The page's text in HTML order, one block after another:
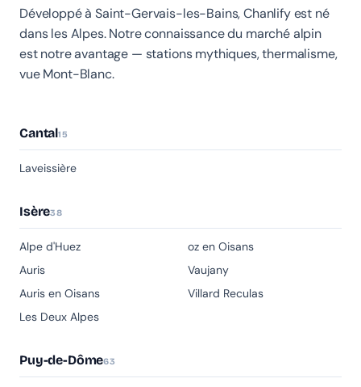
Développé à Saint-Gervais-les-Bains, Chanlify est né
dans les Alpes. Notre connaissance du marché alpin
est notre avantage — stations mythiques, thermalisme,
vue Mont-Blanc.
Cantal15
Laveissière
Isère38
Alpe d'Huez
Auris
Auris en Oisans
Les Deux Alpes
oz en Oisans
Vaujany
Villard Reculas
Puy-de-Dôme63
En ligne · Online
Bonjour 👋 Je suis l'assistant Chanlify. Comment puis-